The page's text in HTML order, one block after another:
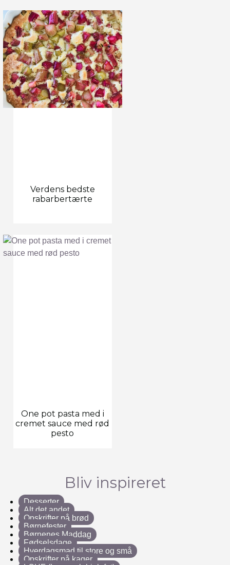
Verdens bedste
rabarbertærte
One pot pasta med i
cremet sauce med rød
pesto
Bliv inspireret
Desserter
Alt det andet
Opskrifter på brød
Børnefester
Børnenes Maddag
Fødselsdage
Hverdagsmad til store og små
Opskrifter på kager